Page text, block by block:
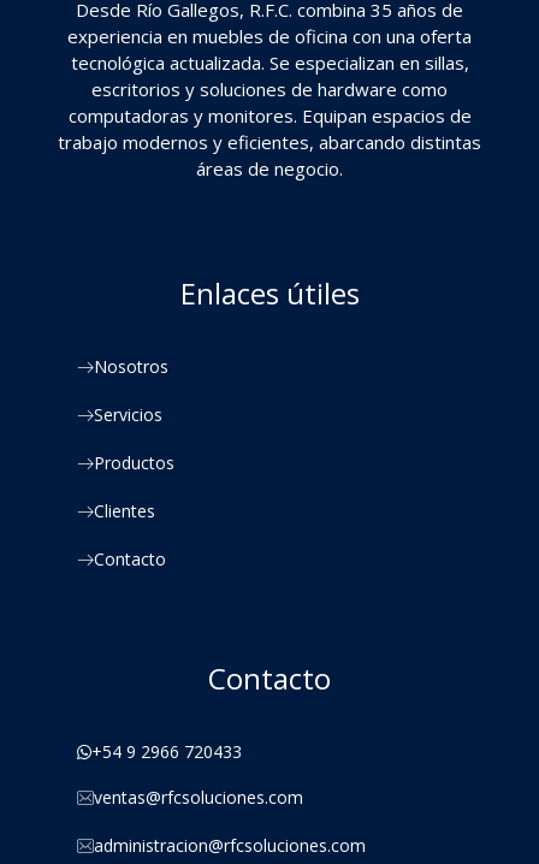
Desde Río Gallegos, R.F.C. combina 35 años de
experiencia en muebles de oficina con una oferta
tecnológica actualizada. Se especializan en sillas,
escritorios y soluciones de hardware como
computadoras y monitores. Equipan espacios de
trabajo modernos y eficientes, abarcando distintas
áreas de negocio.
Enlaces útiles
Nosotros
Servicios
Productos
Clientes
Contacto
Contacto
+54 9 2966 720433
ventas@rfcsoluciones.com
administracion@rfcsoluciones.com